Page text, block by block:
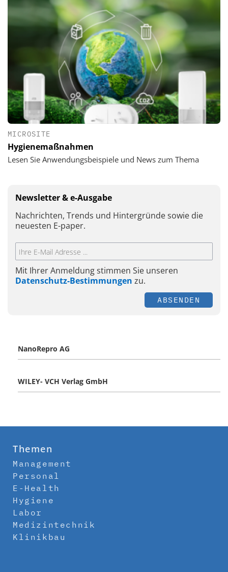
MICROSITE
Hygienemaßnahmen
Lesen Sie Anwendungsbeispiele und News zum Thema
Newsletter & e-Ausgabe
Nachrichten, Trends und Hintergründe sowie die
neuesten E-paper.
Mit Ihrer Anmeldung stimmen Sie unseren
Datenschutz-Bestimmungen zu.
ABSENDEN
NanoRepro AG
WILEY- VCH Verlag GmbH
Themen
Management
Personal
E-Health
Hygiene
Labor
Medizintechnik
Klinikbau